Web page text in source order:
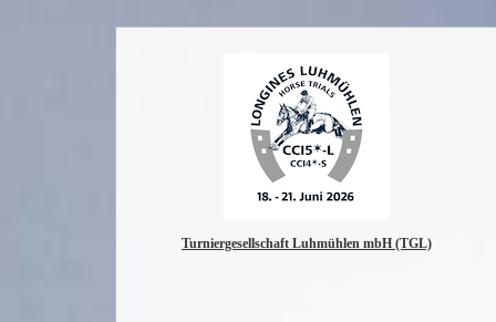
Turniergesellschaft Luhmühlen mbH (TGL)